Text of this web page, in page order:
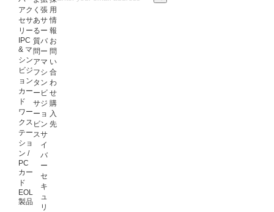
アク
セサ
リー
IPC
& マ
シン
ビジ
ョン
カー
ド
ワー
クス
テー
ショ
ン /
PC
カー
ド
EOL
製品
く
あ
る
質
問
ア
フ
タ
ー
サ
ー
ビ
ス
張
サ
ー
バ
ー
マ
シ
ン
ビ
ジ
ョ
ン
サ
イ
バ
ー
セ
キ
ュ
リ
用
情
報
お
問
い
合
わ
せ
購
入
先